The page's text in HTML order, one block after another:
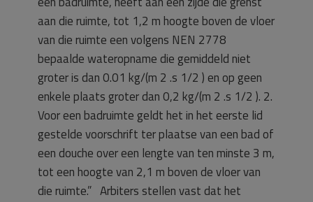
aan die ruimte, tot 1,2 m hoogte boven de vloer
van die ruimte een volgens NEN 2778
bepaalde wateropname die gemiddeld niet
groter is dan 0.01 kg/(m 2 .s 1/2 ) en op geen
enkele plaats groter dan 0,2 kg/(m 2 .s 1/2 ). 2.
Voor een badruimte geldt het in het eerste lid
gestelde voorschrift ter plaatse van een bad of
een douche over een lengte van ten minste 3 m,
tot een hoogte van 2,1 m boven de vloer van
die ruimte.” Arbiters stellen vast dat het